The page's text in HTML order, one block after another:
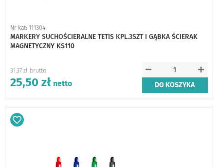
Nr kat: 111304
MARKERY SUCHOŚCIERALNE TETIS KPL.3SZT I GĄBKA ŚCIERAK
MAGNETYCZNY KS110
31,37 zł
25,50 zł DO KOSZYKA
Dodaj